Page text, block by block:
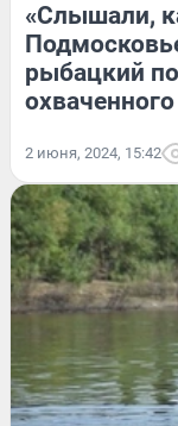
«Слышали,
рыбацкий
2 июня, 2024, 15:42